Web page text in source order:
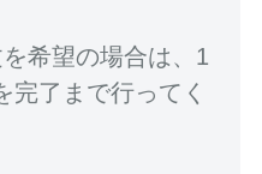
希望の場合は、1
完了まで行ってく